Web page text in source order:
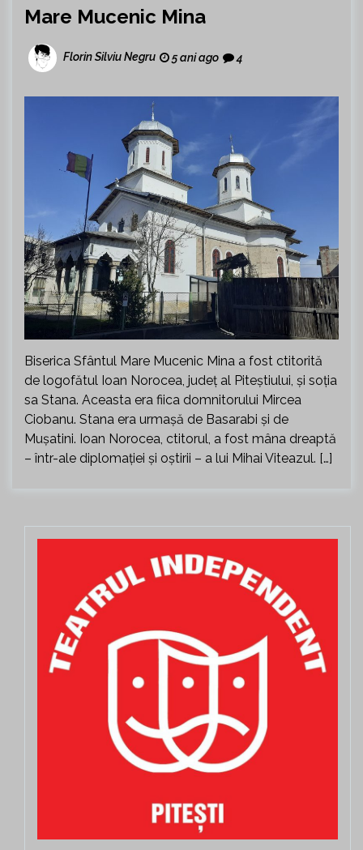
Mare Mucenic Mina
Florin Silviu Negru 5 ani ago 4
Biserica Sfântul Mare Mucenic Mina a fost ctitorită
de logofătul Ioan Norocea, județ al Piteștiului, și soția
sa Stana. Aceasta era fiica domnitorului Mircea
Ciobanu. Stana era urmașă de Basarabi și de
Mușatini. Ioan Norocea, ctitorul, a fost mâna dreaptă
– într-ale diplomației și oștirii – a lui Mihai Viteazul. […]